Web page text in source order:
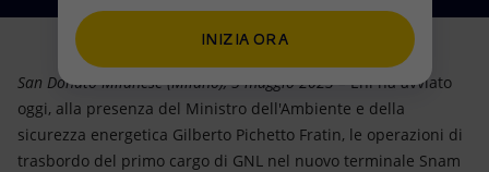
Net Zero
Modello satellitare
Energia accessibile
Collaborazioni per l'innovazione
Attività nel mondo
Mobilità
San Donato Milanese (Milano), 5 maggio 2023 –Eni ha avviato
oggi, alla presenza del Ministro dell'Ambiente e della
sicurezza energetica Gilberto Pichetto Fratin, le operazioni di
trasbordo del primo cargo di GNL nel nuovo terminale Snam
INIZIA ORA